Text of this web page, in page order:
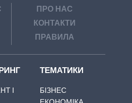
ПРО НАС
КОНТАКТИ
ПРАВИЛА
І
ТЕМАТИКИ
БІЗНЕС